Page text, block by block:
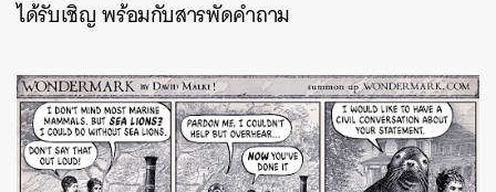
ได้รับเชิญ พร้อมกับสารพัดคำถาม